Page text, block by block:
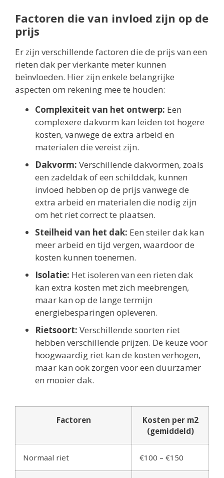
Factoren die van invloed zijn op de
prijs
Er zijn verschillende factoren die de prijs van een
rieten dak per vierkante meter kunnen
beïnvloeden. Hier zijn enkele belangrijke
aspecten om rekening mee te houden:
Complexiteit van het ontwerp: Een
complexere dakvorm kan leiden tot hogere
kosten, vanwege de extra arbeid en
materialen die vereist zijn.
Dakvorm: Verschillende dakvormen, zoals
een zadeldak of een schilddak, kunnen
invloed hebben op de prijs vanwege de
extra arbeid en materialen die nodig zijn
om het riet correct te plaatsen.
Steilheid van het dak: Een steiler dak kan
meer arbeid en tijd vergen, waardoor de
kosten kunnen toenemen.
Isolatie: Het isoleren van een rieten dak
kan extra kosten met zich meebrengen,
maar kan op de lange termijn
energiebesparingen opleveren.
Rietsoort: Verschillende soorten riet
hebben verschillende prijzen. De keuze voor
hoogwaardig riet kan de kosten verhogen,
maar kan ook zorgen voor een duurzamer
en mooier dak.
Factoren
Kosten per m2
(gemiddeld)
Normaal riet €100 – €150